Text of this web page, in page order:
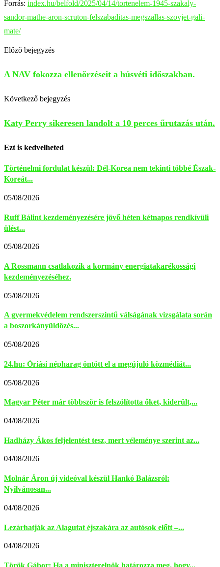
Forrás: index.hu/belfold/2025/04/14/tortenelem-1945-szakaly-
sandor-mathe-aron-scruton-felszabaditas-megszallas-szovjet-gali-
mate/
Előző bejegyzés
A NAV fokozza ellenőrzéseit a húsvéti időszakban.
Következő bejegyzés
Katy Perry sikeresen landolt a 10 perces űrutazás után.
Ezt is kedvelheted
Történelmi fordulat készül: Dél-Korea nem tekinti többé Észak-
Koreát...
05/08/2026
Ruff Bálint kezdeményezésére jövő héten kétnapos rendkívüli
ülést...
05/08/2026
A Rossmann csatlakozik a kormány energiatakarékossági
kezdeményezéséhez.
05/08/2026
A gyermekvédelem rendszerszintű válságának vizsgálata során
a boszorkányüldözés...
05/08/2026
24.hu: Óriási népharag öntött el a megújuló közmédiát...
05/08/2026
Magyar Péter már többször is felszólította őket, kiderült,...
04/08/2026
Hadházy Ákos feljelentést tesz, mert véleménye szerint az...
04/08/2026
Molnár Áron új videóval készül Hankó Balázsról:
Nyilvánosan...
04/08/2026
Lezárhatják az Alagutat éjszakára az autósok előtt –...
04/08/2026
Török Gábor: Ha a miniszterelnök határozza meg, hogy...